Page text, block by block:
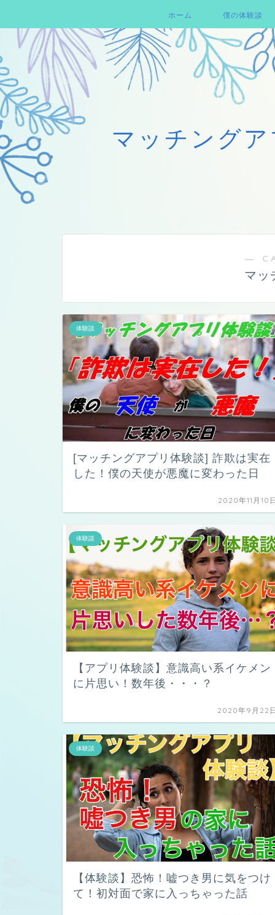
ホーム 僕の体験談
マッチング
―
マッ
体験談
[マッチングアプリ体験談] 詐欺は実在
した！僕の天使が悪魔に変わった日
2020年11月10
体験談
【アプリ体験談】意識高い系イケメン
に片思い！数年後・・・？
2020年9月22
体験談
【体験談】恐怖！嘘つき男に気をつけ
て！初対面で家に入っちゃった話